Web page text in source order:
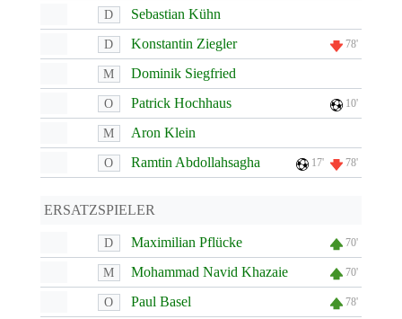
D Sebastian Kühn
D Konstantin Ziegler 78'
M Dominik Siegfried
O Patrick Hochhaus 10'
M Aron Klein
O Ramtin Abdollahsagha 17' 78'
ERSATZSPIELER
D Maximilian Pflücke 70'
M Mohammad Navid Khazaie 70'
O Paul Basel 78'